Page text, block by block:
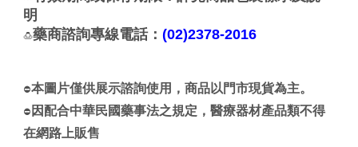
明
🍮藥商諮詢專線電話：(02)2378-2016
⛔本圖片僅供展示諮詢使用，商品以門市現貨為主。
⛔ 因配合中華民國藥事法之規定，醫療器材產品類不得
在網路上販售